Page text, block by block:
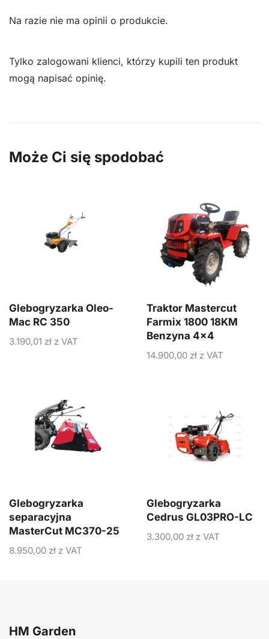
Na razie nie ma opinii o produkcie.
Tylko zalogowani klienci, którzy kupili ten produkt
mogą napisać opinię.
Może Ci się spodobać
Glebogryzarka Oleo-
Mac RC 350
3.190,01 zł z VAT
Traktor Mastercut
Farmix 1800 18KM
Benzyna 4×4
14.900,00 zł z VAT
Glebogryzarka
separacyjna
MasterCut MC370-25
8.950,00 zł z VAT
Glebogryzarka
Cedrus GL03PRO-LC
3.300,00 zł z VAT
HM Garden